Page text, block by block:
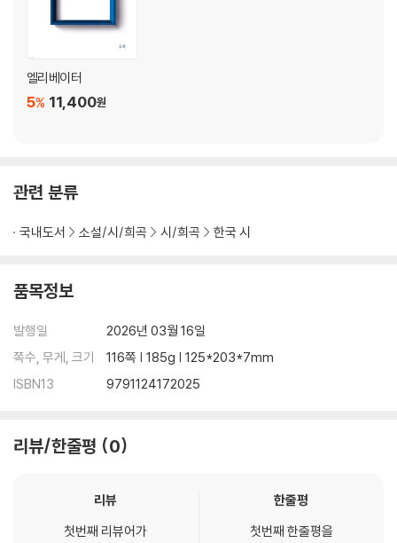
권 이 화 | 살아서는 안됩니다 외 1편 _ 93
최 순 섭 | 꼬마별 외 1편 _ 96
차 유 오 | 무덤 앞에서는 웃는 얼굴이 된다 외 1편 _ 102
박 순 | Lacrimosa 외 1편 _ 105
박 미 향 | 몸살 외 1편 _ 116
내가 만난 한국의 시인들
이승훈, 그 끊임 없는 존재의 갱신을 거듭하다
나의 시집 나의 시
이 심 훈 _함께 가야 덜 외로운 길 _ 130
시집 『달의 뒤란』
양 애 경 _세상에서 제일 사랑하는 사람은 누구? _ 146
이 미 산 _우리의, 우리에 의한, 우리를 위한 아름다움 _ 152
시집 『우리의 수다는 다정해서 쓸쓸해』
엘리베이터
11,400원
5%
관련 분류
국내도서 소설/시/희곡 시/희곡 한국 시
품목정보
발행일
2026년 03월 16일
쪽수, 무게, 크기
116쪽 | 185g | 125*203*7mm
ISBN13
9791124172025
리뷰/한줄평 0
리뷰
첫번째 리뷰어가
한줄평
첫번째 한줄평을